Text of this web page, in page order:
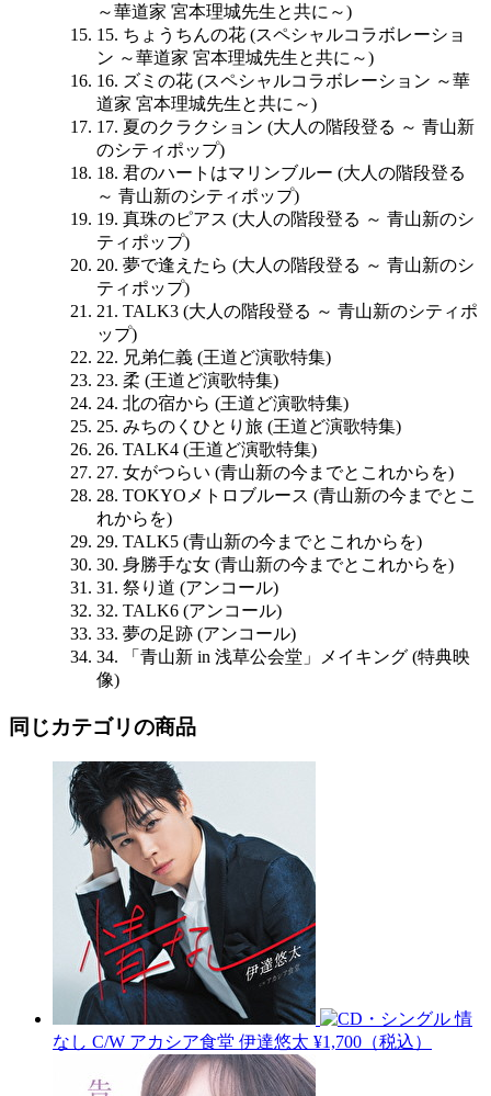
～華道家 宮本理城先生と共に～)
15. ちょうちんの花 (スペシャルコラボレーショ
ン ～華道家 宮本理城先生と共に～)
16. ズミの花 (スペシャルコラボレーション ～華
道家 宮本理城先生と共に～)
17. 夏のクラクション (大人の階段登る ～ 青山新
のシティポップ)
18. 君のハートはマリンブルー (大人の階段登る
～ 青山新のシティポップ)
19. 真珠のピアス (大人の階段登る ～ 青山新のシ
ティポップ)
20. 夢で逢えたら (大人の階段登る ～ 青山新のシ
ティポップ)
21. TALK3 (大人の階段登る ～ 青山新のシティポ
ップ)
22. 兄弟仁義 (王道ど演歌特集)
23. 柔 (王道ど演歌特集)
24. 北の宿から (王道ど演歌特集)
25. みちのくひとり旅 (王道ど演歌特集)
26. TALK4 (王道ど演歌特集)
27. 女がつらい (青山新の今までとこれからを)
28. TOKYOメトロブルース (青山新の今までとこ
れからを)
29. TALK5 (青山新の今までとこれからを)
30. 身勝手な女 (青山新の今までとこれからを)
31. 祭り道 (アンコール)
32. TALK6 (アンコール)
33. 夢の足跡 (アンコール)
34. 「青山新 in 浅草公会堂」メイキング (特典映
像)
同じカテゴリの商品
情
なし C/W アカシア食堂 伊達悠太 ¥1,700（税込）